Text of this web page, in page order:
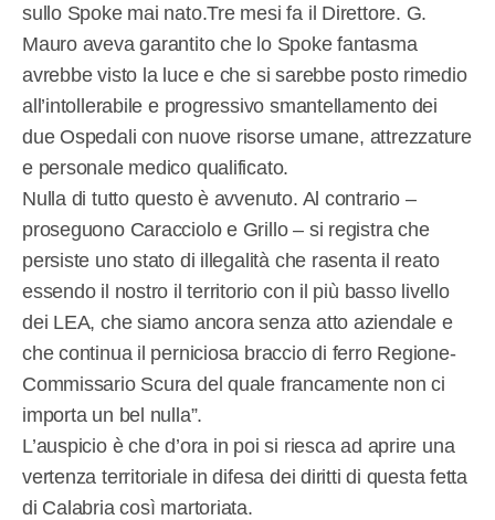
sullo Spoke mai nato.Tre mesi fa il Direttore. G.
Mauro aveva garantito che lo Spoke fantasma
avrebbe visto la luce e che si sarebbe posto rimedio
all’intollerabile e progressivo smantellamento dei
due Ospedali con nuove risorse umane, attrezzature
e personale medico qualificato.
Nulla di tutto questo è avvenuto. Al contrario –
proseguono Caracciolo e Grillo – si registra che
persiste uno stato di illegalità che rasenta il reato
essendo il nostro il territorio con il più basso livello
dei LEA, che siamo ancora senza atto aziendale e
che continua il perniciosa braccio di ferro Regione-
Commissario Scura del quale francamente non ci
importa un bel nulla”.
L’auspicio è che d’ora in poi si riesca ad aprire una
vertenza territoriale in difesa dei diritti di questa fetta
di Calabria così martoriata.